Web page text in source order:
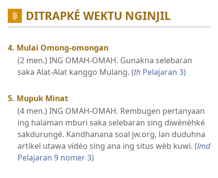
DITRAPKÉ WEKTU NGINJIL
4. Mulai Omong-omongan
(2 men.) ING OMAH-OMAH. Gunakna selebaran
saka Alat-Alat kanggo Mulang. (th Pelajaran 3)
5. Mupuk Minat
(4 men.) ING OMAH-OMAH. Rembugen pertanyaan
ing halaman mburi saka selebaran sing diwènèhké
sakdurungé. Kandhanana soal jw.org, lan duduhna
artikel utawa vidéo sing ana ing situs wèb kuwi. (lmd
Pelajaran 9 nomer 3)